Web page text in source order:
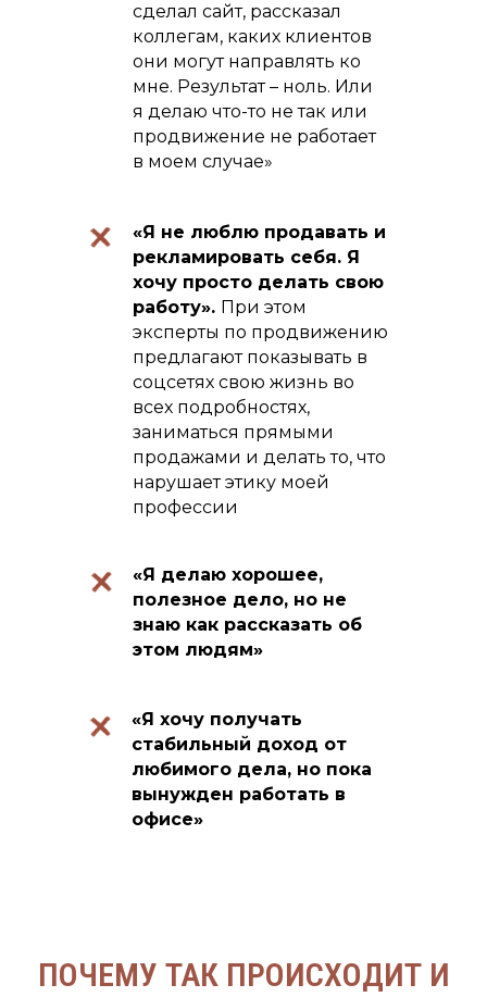
сделал сайт, рассказал
коллегам, каких клиентов
они могут направлять ко
мне. Результат – ноль. Или
я делаю что-то не так или
продвижение не работает
в моем случае»
«Я не люблю продавать и
рекламировать себя. Я
хочу просто делать свою
работу». При этом
эксперты по продвижению
предлагают показывать в
соцсетях свою жизнь во
всех подробностях,
заниматься прямыми
продажами и делать то, что
нарушает этику моей
профессии
«Я делаю хорошее,
полезное дело, но не
знаю как рассказать об
этом людям»
«Я хочу получать
стабильный доход от
любимого дела, но пока
вынужден работать в
офисе»
ПОЧЕМУ ТАК ПРОИСХОДИТ И